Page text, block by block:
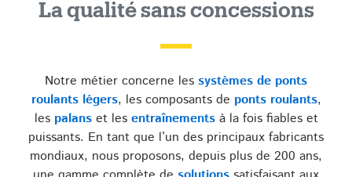
La qualité sans concessions
Notre métier concerne les systèmes de ponts
roulants légers, les composants de ponts roulants,
les palanset les entraînementsà la fois fiables et
puissants. En tant que l’un des principaux fabricants
mondiaux, nous proposons, depuis plus de 200 ans,